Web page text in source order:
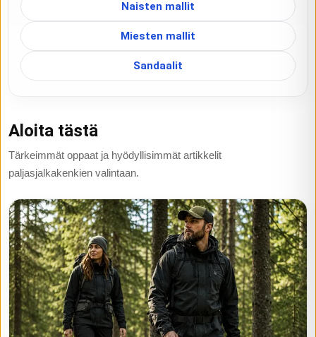
Naisten mallit
Miesten mallit
Sandaalit
Aloita tästä
Tärkeimmät oppaat ja hyödyllisimmät artikkelit
paljasjalkakenkien valintaan.